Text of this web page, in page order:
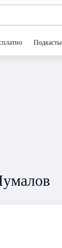
Подкасты